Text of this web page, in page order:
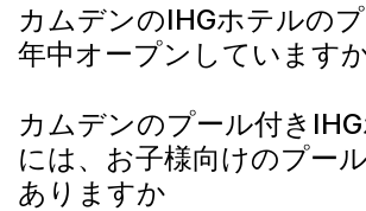
カムデンのIHGホテルの
年中オープンしています
カムデンのプール付き
には、お子様向けのプー
ありますか